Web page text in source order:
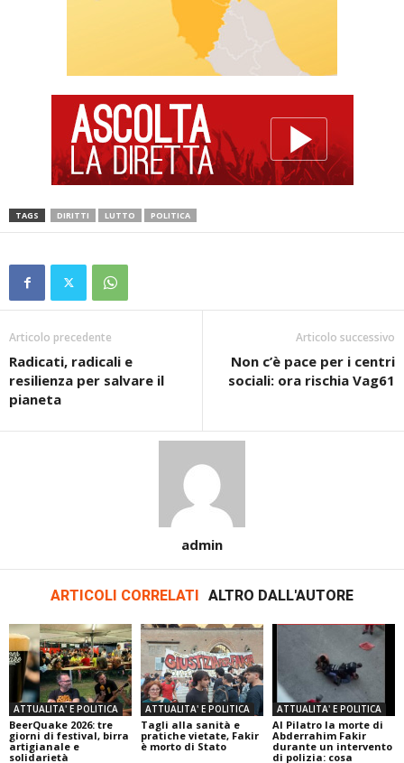
TAGS DIRITTI LUTTO POLITICA
Articolo precedente
Radicati, radicali e
resilienza per salvare il
pianeta
Articolo successivo
Non c’è pace per i centri
sociali: ora rischia Vag61
admin
ARTICOLI CORRELATI ALTRO DALL'AUTORE
ATTUALITA' E POLITICA
BeerQuake 2026: tre
giorni di festival, birra
artigianale e
solidarietà
ATTUALITA' E POLITICA
Tagli alla sanità e
pratiche vietate, Fakir
è morto di Stato
ATTUALITA' E POLITICA
Al Pilatro la morte di
Abderrahim Fakir
durante un intervento
di polizia: cosa